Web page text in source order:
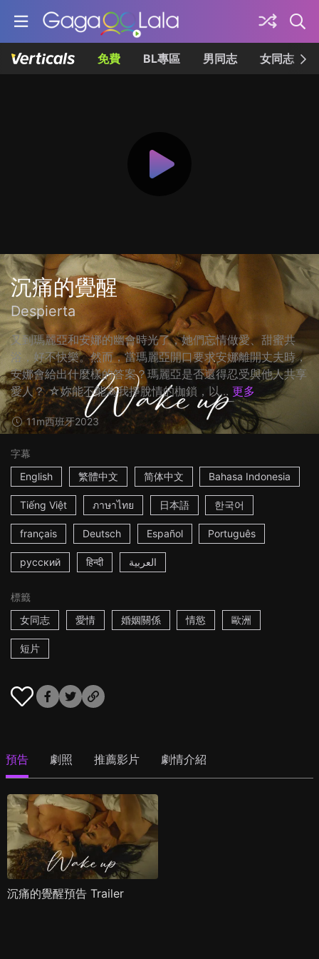
免費 BL專區 男同志 女同志
沉痛的覺醒
Despierta
又到瑪麗亞和安娜的幽會時光了，她們忘情做愛、甜蜜共
浴，好不快樂。然而，當瑪麗亞開口要求安娜離開丈夫時，
安娜會給出什麼樣的答案？瑪麗亞是否還得忍受與他人共享
愛人？ ☆妳能不能為我掙脫情的枷鎖，以... 更多
11m西班牙2023
字幕
English
繁體中文 简体中文 Bahasa Indonesia
Tiếng Việt ภาษาไทย 日本語 한국어
français Deutsch Español Português
русский हिन्दी العربية
標籤
女同志
愛情 婚姻關係 情慾 歐洲
短片
預告 劇照 推薦影片 劇情介紹
沉痛的覺醒預告 Trailer